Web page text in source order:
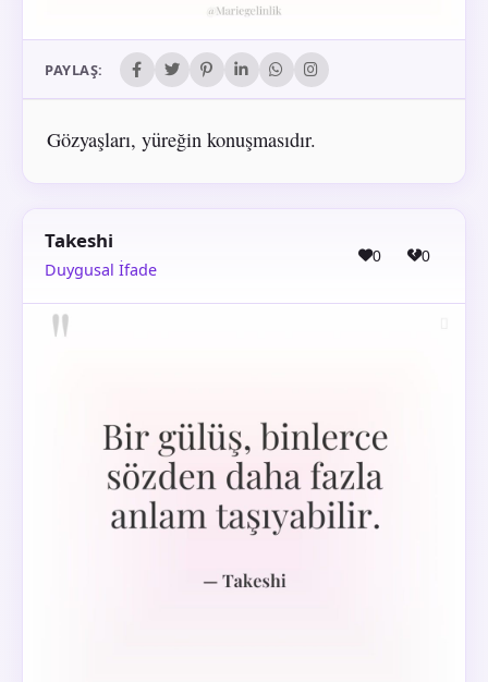
PAYLAŞ:
Gözyaşları, yüreğin konuşmasıdır.
Takeshi
Duygusal İfade
0 0